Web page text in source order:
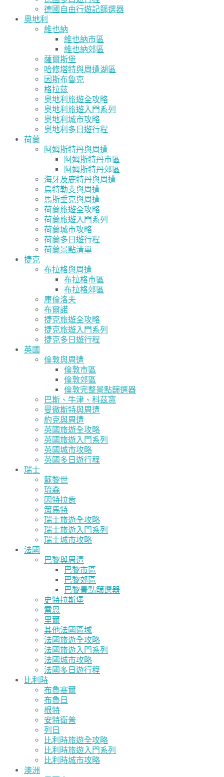
德國自由行遊記篩選器
奧地利
維也納
維也納市區
維也納郊區
薩爾斯堡
哈修塔特與周遭湖區
因斯布魯克
格拉茲
奧地利旅遊全攻略
奧地利旅遊入門系列
奧地利城市攻略
奧地利多日遊行程
荷蘭
阿姆斯特丹與周遭
阿姆斯特丹市區
阿姆斯特丹郊區
海牙及鹿特丹與周遭
烏特勒支與周遭
馬斯垂克與周遭
荷蘭旅遊全攻略
荷蘭旅遊入門系列
荷蘭城市攻略
荷蘭多日遊行程
荷蘭景點清單
捷克
布拉格與周遭
布拉格市區
布拉格郊區
庫倫洛夫
布爾諾
捷克旅遊全攻略
捷克旅遊入門系列
捷克多日遊行程
英國
倫敦與周遭
倫敦市區
倫敦郊區
倫敦完整景點篩選器
巴斯、牛津、科茲窩
曼徹斯特與周遭
約克與周遭
英國旅遊全攻略
英國旅遊入門系列
英國城市攻略
英國多日遊行程
瑞士
蘇黎世
琉森
因特拉肯
策馬特
瑞士旅遊全攻略
瑞士旅遊入門系列
瑞士城市攻略
法國
巴黎與周遭
巴黎市區
巴黎郊區
巴黎景點篩選器
史特拉斯堡
雷恩
里爾
其他法國區域
法國旅遊全攻略
法國旅遊入門系列
法國城市攻略
法國多日遊行程
比利時
布魯塞爾
布魯日
根特
安特衛普
列日
比利時旅遊全攻略
比利時旅遊入門系列
比利時城市攻略
澳洲